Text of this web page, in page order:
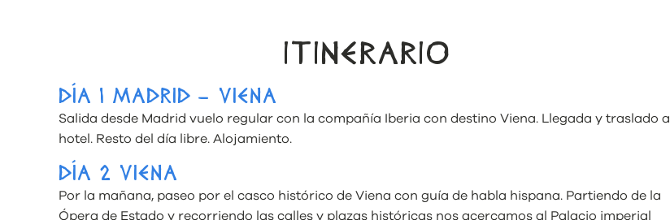
ITINERARIO
DÍA 1 MADRID – VIENA
Salida desde Madrid vuelo regular con la compañía Iberia con destino Viena. Llegada y traslado al
hotel. Resto del día libre. Alojamiento.
DÍA 2 VIENA
Por la mañana, paseo por el casco histórico de Viena con guía de habla hispana. Partiendo de la
Ópera de Estado y recorriendo las calles y plazas históricas nos acercamos al Palacio imperial